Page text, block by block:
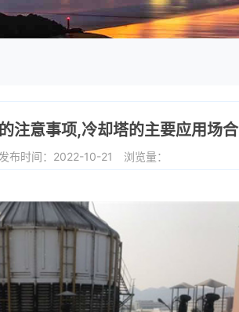
注意事项,冷却塔的主要应用场合
发布时间：2022-10-21 浏览量：